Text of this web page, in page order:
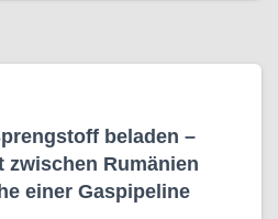
beladen –
zwischen Rumänien
einer Gaspipeline